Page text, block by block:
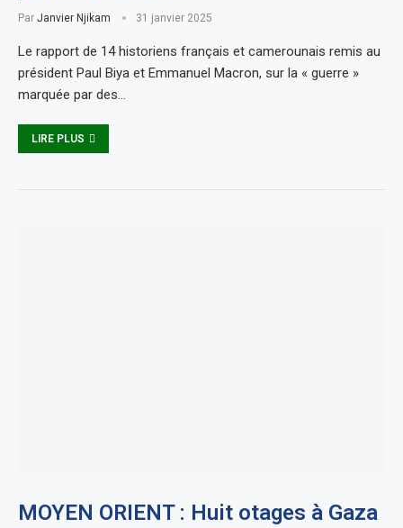
Par Janvier Njikam 31 janvier 2025
Le rapport de 14 historiens français et camerounais remis au
président Paul Biya et Emmanuel Macron, sur la « guerre »
marquée par des…
LIRE PLUS
MOYEN ORIENT : Huit otages à Gaza